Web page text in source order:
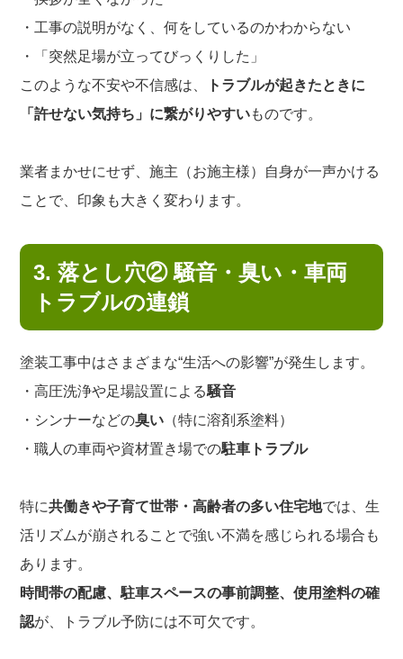
・工事の説明がなく、何をしているのかわからない
・「突然足場が立ってびっくりした」
このような不安や不信感は、
トラブルが起きたときに
「許せない気持ち」に繋がりやすいものです。
業者まかせにせず、施主（お施主様）自身が一声かける
ことで、印象も大きく変わります。
3. 落とし穴② 騒音・臭い・車両
トラブルの連鎖
塗装工事中はさまざまな“生活への影響”が発生します。
・高圧洗浄や足場設置による騒音
・シンナーなどの臭い （特に溶剤系塗料）
・職人の車両や資材置き場での駐車トラブル
特に共働きや子育て世帯・高齢者の多い住宅地では、生
活リズムが崩されることで強い不満を感じられる場合も
あります。
時間帯の配慮、駐車スペースの事前調整、使用塗料の確
認が、トラブル予防には不可欠です。